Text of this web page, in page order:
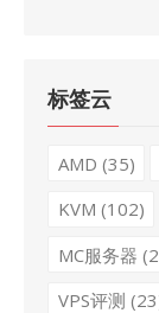
标签云
AMD (35)
KVM (102)
MC服务器
VPS评测